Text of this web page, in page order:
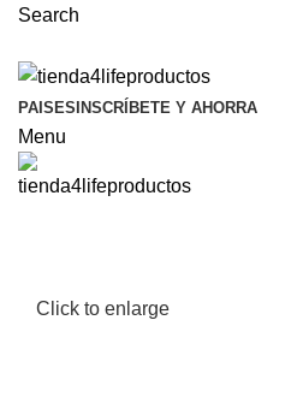
Search
PAISES INSCRÍBETE Y AHORRA
Menu
Click to enlarge